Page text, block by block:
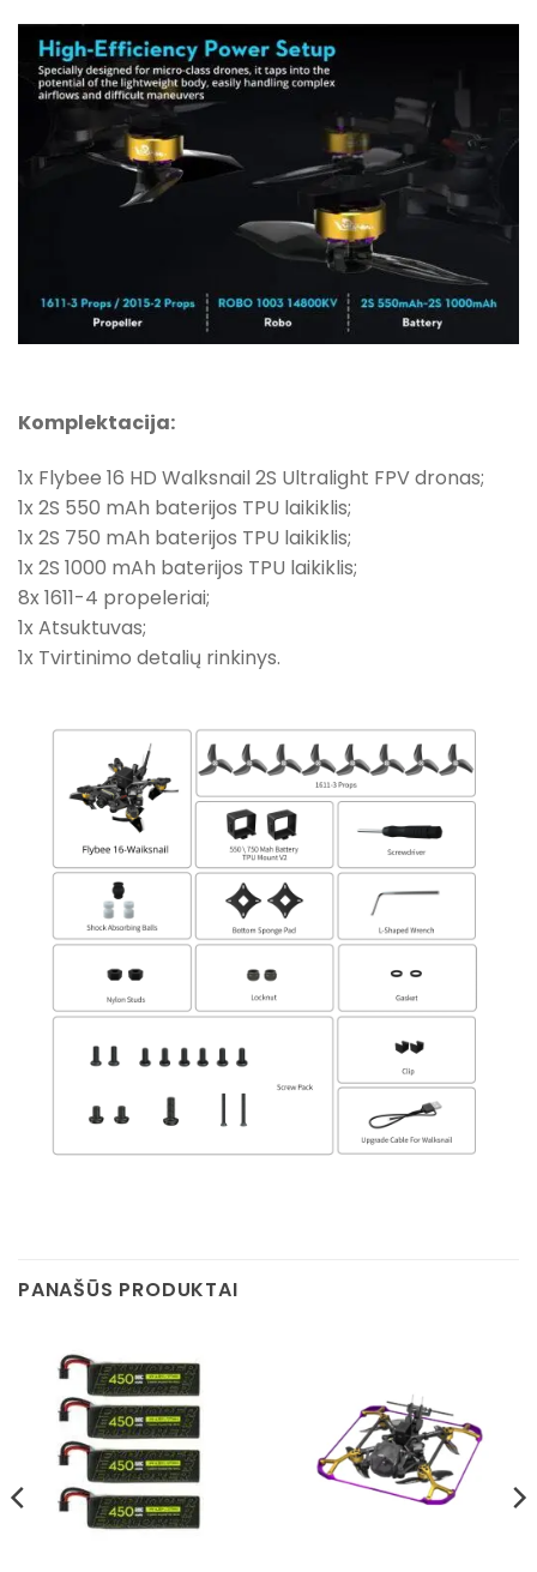
Komplektacija:
1x Flybee 16 HD Walksnail 2S Ultralight FPV dronas;
1x 2S 550 mAh baterijos TPU laikiklis;
1x 2S 750 mAh baterijos TPU laikiklis;
1x 2S 1000 mAh baterijos TPU laikiklis;
8x 1611-4 propeleriai;
1x Atsuktuvas;
1x Tvirtinimo detalių rinkinys.
PANAŠŪS PRODUKTAI